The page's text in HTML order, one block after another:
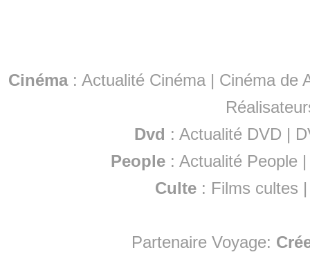
Cinéma: Actualité Cinéma | Cinéma de
Dvd : Actualité DVD |
People :Actualité People
Culte : Films cultes
Partenaire Voyage: